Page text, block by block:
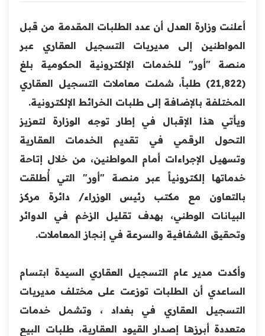
أعلنت وزارة العدل أن عدد الطلبات المقدمة من قبل
المواطنين إلى مديريات التسجيل العقاري عبر
منصة "أور" للخدمات الإلكترونية الحكومية بلغ
(21,822) طلباً، شملت معاملات التسجيل العقاري
المختلفة بالإضافة إلى طلبات الخرائط الإلكترونية.
ويأتي هذا الإقبال في إطار توجه الوزارة لتعزيز
التحول الرقمي في تقديم الخدمات العقارية
وتسهيل الإجراءات أمام المواطنين، من خلال إتاحة
خدماتها إلكترونياً عبر منصة "أور" التي أُطلقت
بالتعاون مع مكتب رئيس الوزراء/ دائرة مركز
البيانات الوطني، بهدف تقليل الزخم في الدوائر
وتحقيق الشفافية والسرعة في إنجاز المعاملات.
وأكدت مدير عام التسجيل العقاري السيدة ابتسام
الساعدي أن الطلبات توزعت على مختلف مديريات
التسجيل العقاري في بغداد ، وتشمل خدمات
متعددة أبرزها إصدار القيود العقارية، طلبات البيع